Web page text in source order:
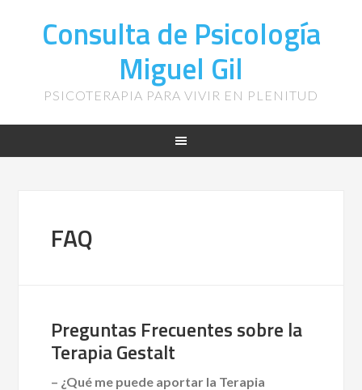
Consulta de Psicología
Miguel Gil
PSICOTERAPIA PARA VIVIR EN PLENITUD
FAQ
Preguntas Frecuentes sobre la
Terapia Gestalt
– ¿Qué me puede aportar la Terapia